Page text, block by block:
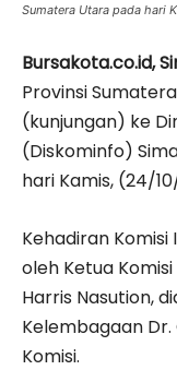
Sumatera Utara pada hari
Bursakota.co.id,
Provinsi
(kunjungan) ke
(Diskominfo)
hari Kamis, (24/
Kehadiran
oleh Ketua
Harris Nasution,
Kelembagaan
Komisi.